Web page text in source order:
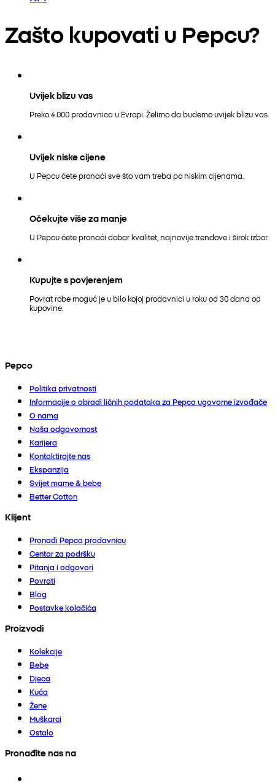
Zašto kupovati u Pepcu?
Uvijek blizu vas
Preko 4.000 prodavnica u Evropi. Želimo da budemo uvijek blizu vas.
Uvijek niske cijene
U Pepcu ćete pronaći sve što vam treba po niskim cijenama.
Očekujte više za manje
U Pepcu ćete pronaći dobar kvalitet, najnovije trendove i širok izbor.
Kupujte s povjerenjem
Povrat robe moguć je u bilo kojoj prodavnici u roku od 30 dana od
kupovine.
Pepco
Politika privatnosti
Informacije o obradi ličnih podataka za Pepco ugovorne izvođače
O nama
Naša odgovornost
Karijera
Kontaktirajte nas
Ekspanzija
Svijet mame & bebe
Better Cotton
Klijent
Pronađi Pepco prodavnicu
Centar za podršku
Pitanja i odgovori
Povrati
Blog
Postavke kolačića
Proizvodi
Kolekcije
Bebe
Djeca
Kuća
Žene
Muškarci
Ostalo
Pronađite nas na